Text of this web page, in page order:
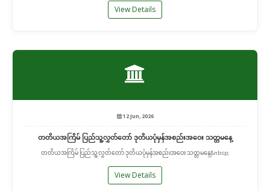
View Details
12 Jun, 2026
တတိယအကြိမ် ပြည်သူ့လွှတ်တော် ဒုတိယပုံမှန်အစည်းအဝေး သတ္တမနေ့
တတိယအကြိမ် ပြည်သူ့လွှတ်တော် ဒုတိယပုံမှန်အစည်းအဝေး သတ္တမနေ့&nbsp;
View Details